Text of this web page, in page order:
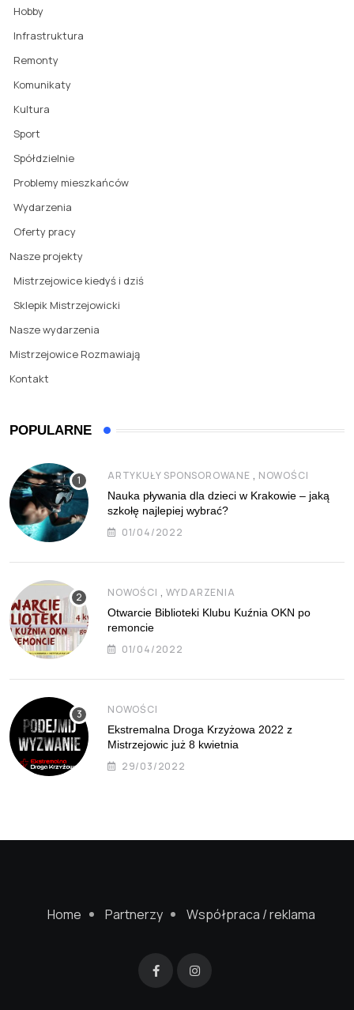
Hobby
Infrastruktura
Remonty
Komunikaty
Kultura
Sport
Spółdzielnie
Problemy mieszkańców
Wydarzenia
Oferty pracy
Nasze projekty
Mistrzejowice kiedyś i dziś
Sklepik Mistrzejowicki
Nasze wydarzenia
Mistrzejowice Rozmawiają
Kontakt
POPULARNE
ARTYKUŁY SPONSOROWANE , NOWOŚCI
Nauka pływania dla dzieci w Krakowie – jaką
szkołę najlepiej wybrać?
01/04/2022
NOWOŚCI , WYDARZENIA
Otwarcie Biblioteki Klubu Kuźnia OKN po
remoncie
01/04/2022
NOWOŚCI
Ekstremalna Droga Krzyżowa 2022 z
Mistrzejowic już 8 kwietnia
29/03/2022
Home Partnerzy Współpraca / reklama